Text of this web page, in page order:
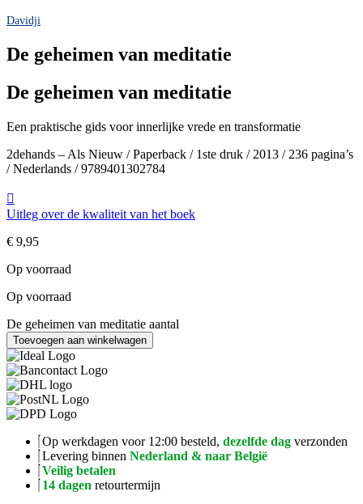
Davidji
De geheimen van meditatie
De geheimen van meditatie
Een praktische gids voor innerlijke vrede en transformatie
2dehands – Als Nieuw / Paperback / 1ste druk / 2013 / 236 pagina’s
/ Nederlands / 9789401302784
Uitleg over de kwaliteit van het boek
€ 9,95
Op voorraad
Op voorraad
De geheimen van meditatie aantal
Toevoegen aan winkelwagen
Op werkdagen voor 12:00 besteld, dezelfde dag verzonden
Levering binnen Nederland & naar België
Veilig betalen
14 dagen retourtermijn